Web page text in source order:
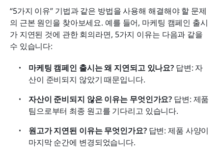
“5가지 이유” 기법과 같은 방법을 사용해 해결해야 할 문제
의 근본 원인을 찾아보세요. 예를 들어, 마케팅 캠페인 출시
가 지연된 것에 관한 회의라면, 5가지 이유는 다음과 같을
수 있습니다:
마케팅 캠페인 출시는 왜 지연되고 있나요? 답변: 자
산이 준비되지 않았기 때문입니다.
자산이 준비되지 않은 이유는 무엇인가요? 답변: 제품
팀으로부터 최종 원고를 기다리고 있습니다.
원고가 지연된 이유는 무엇인가요? 답변: 제품 사양이
마지막 순간에 변경되었습니다.